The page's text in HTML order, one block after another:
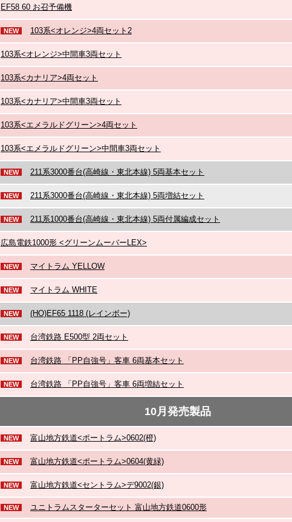
EF58 60 お召予備機
NEW 103系<オレンジ>4両セット2
103系<オレンジ>中間車3両セット
103系<カナリア>4両セット
103系<カナリア>中間車3両セット
103系<エメラルドグリーン>4両セット
103系<エメラルドグリーン>中間車3両セット
NEW 211系3000番台(高崎線・東北本線) 5両基本セット
NEW 211系3000番台(高崎線・東北本線) 5両増結セット
NEW 211系1000番台(高崎線・東北本線) 5両付属編成セット
広島電鉄1000形 <グリーンムーバーLEX>
NEW マイトラム YELLOW
NEW マイトラム WHITE
NEW (HO)EF65 1118 (レインボー)
NEW 台湾鉄路 E500型 2両セット
NEW 台湾鉄路 「PP自強号」客車 6両基本セット
NEW 台湾鉄路 「PP自強号」客車 6両増結セット
10月発売製品
NEW 富山地方鉄道<ポートラム>0602(橙)
NEW 富山地方鉄道<ポートラム>0604(黄緑)
NEW 富山地方鉄道<セントラム>デ9002(銀)
NEW ユニトラムスターターセット 富山地方鉄道0600形